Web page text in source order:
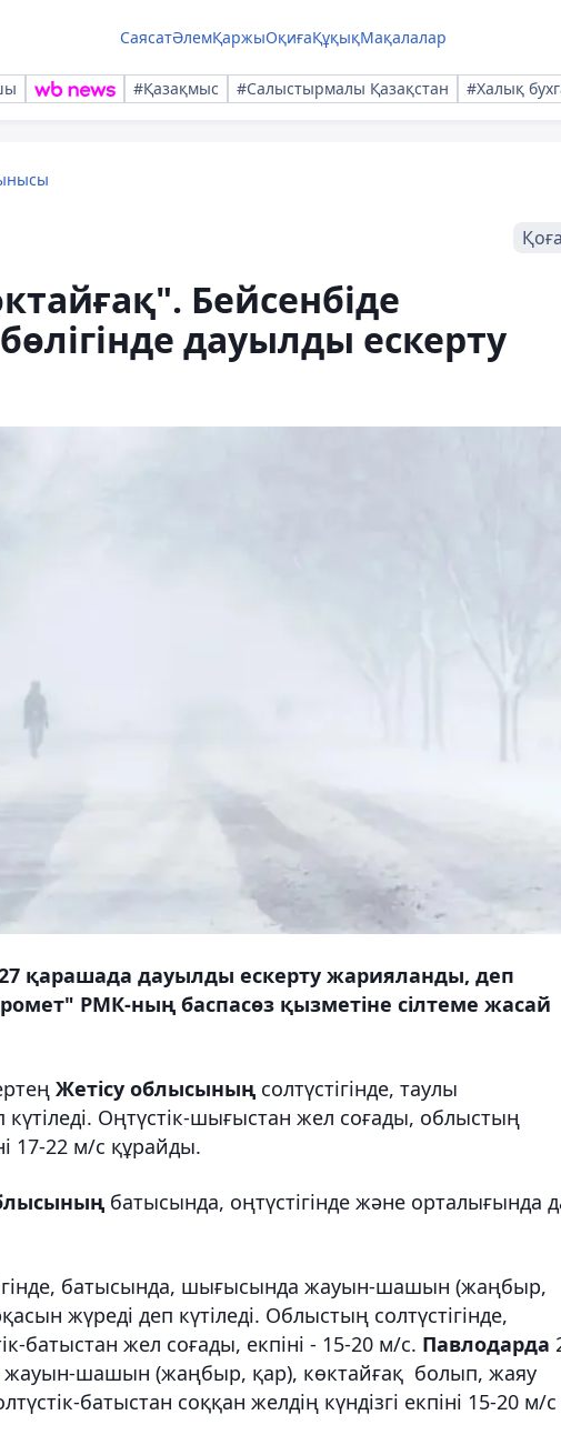
СаясатӘлемҚаржыОқиғаҚұқықМақалалар
#Қазақмыс #Салыстырмалы Қазақстан #Халық
Бейсенбіде
дауылды ескерту
қарашада дауылды ескерту жарияланды, деп
РМК-ның баспасөз қызметіне сілтеме жасай
Жетісу облысының солтүстігінде, таулы
Оңтүстік-шығыстан жел соғады, облыстың
17-22 м/с құрайды.
батысында, оңтүстігінде және орталығында
батысында, шығысында жауын-шашын (жаңбыр,
жүреді деп күтіледі. Облыстың солтүстігінде,
батыстан жел соғады, екпіні - 15-20 м/с. Павлодарда
жауын-шашын (жаңбыр, қар), көктайғақ болып, жаяу
батыстан соққан желдің күндізгі екпіні 15-20 м/с